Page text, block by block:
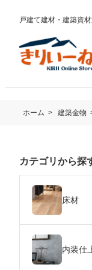
戸建て建材・建築資
ホーム > 建築金物
カテゴリから探
床材
内装仕